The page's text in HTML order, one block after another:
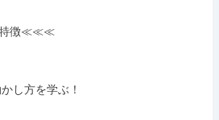
特徴≪≪≪